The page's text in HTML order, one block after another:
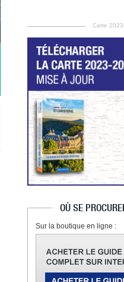
Carte
OÙ SE
Sur la boutique en ligne :